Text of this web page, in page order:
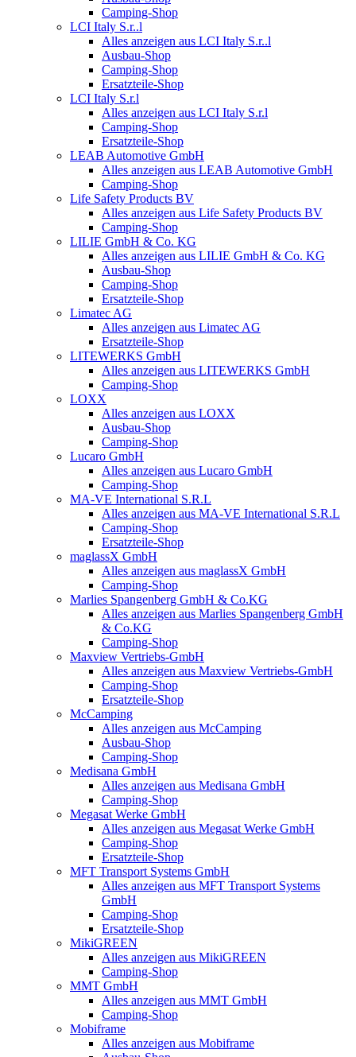
Camping-Shop
LCI Italy S.r..l
Alles anzeigen aus LCI Italy S.r..l
Ausbau-Shop
Camping-Shop
Ersatzteile-Shop
LCI Italy S.r.l
Alles anzeigen aus LCI Italy S.r.l
Camping-Shop
Ersatzteile-Shop
LEAB Automotive GmbH
Alles anzeigen aus LEAB Automotive GmbH
Camping-Shop
Life Safety Products BV
Alles anzeigen aus Life Safety Products BV
Camping-Shop
LILIE GmbH & Co. KG
Alles anzeigen aus LILIE GmbH & Co. KG
Ausbau-Shop
Camping-Shop
Ersatzteile-Shop
Limatec AG
Alles anzeigen aus Limatec AG
Ersatzteile-Shop
LITEWERKS GmbH
Alles anzeigen aus LITEWERKS GmbH
Camping-Shop
LOXX
Alles anzeigen aus LOXX
Ausbau-Shop
Camping-Shop
Lucaro GmbH
Alles anzeigen aus Lucaro GmbH
Camping-Shop
MA-VE International S.R.L
Alles anzeigen aus MA-VE International S.R.L
Camping-Shop
Ersatzteile-Shop
maglassX GmbH
Alles anzeigen aus maglassX GmbH
Camping-Shop
Marlies Spangenberg GmbH & Co.KG
Alles anzeigen aus Marlies Spangenberg GmbH
& Co.KG
Camping-Shop
Maxview Vertriebs-GmbH
Alles anzeigen aus Maxview Vertriebs-GmbH
Camping-Shop
Ersatzteile-Shop
McCamping
Alles anzeigen aus McCamping
Ausbau-Shop
Camping-Shop
Medisana GmbH
Alles anzeigen aus Medisana GmbH
Camping-Shop
Megasat Werke GmbH
Alles anzeigen aus Megasat Werke GmbH
Camping-Shop
Ersatzteile-Shop
MFT Transport Systems GmbH
Alles anzeigen aus MFT Transport Systems
GmbH
Camping-Shop
Ersatzteile-Shop
MikiGREEN
Alles anzeigen aus MikiGREEN
Camping-Shop
MMT GmbH
Alles anzeigen aus MMT GmbH
Camping-Shop
Mobiframe
Alles anzeigen aus Mobiframe